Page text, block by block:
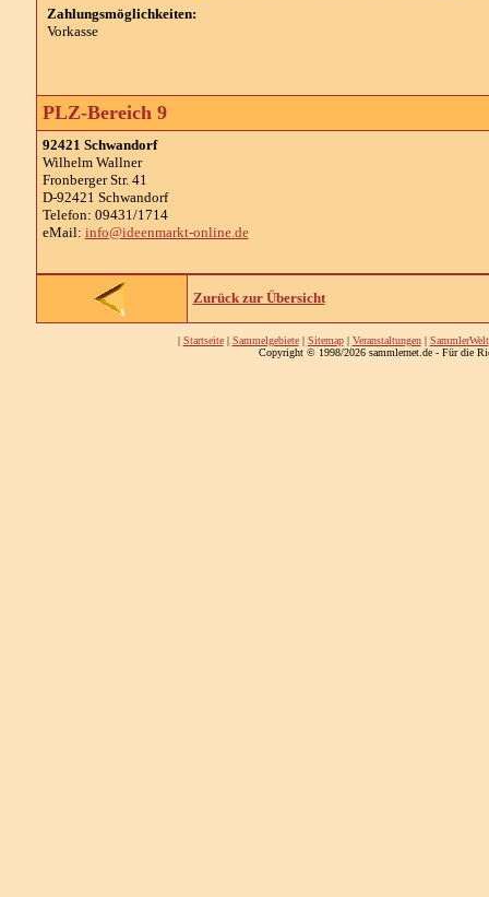
Zahlungsmöglichkeiten:
Vorkasse
PLZ-Bereich 9
92421 Schwandorf
Wilhelm Wallner
Fronberger Str. 41
D-92421 Schwandorf
Telefon: 09431/1714
eMail: info@ideenmarkt-online.de
Zurück zur Übersicht
| Startseite| Sammelgebiete| Sitemap| Veranstaltungen| SammlerWelt
Copyright © 1998/2026 sammlernet.de - Für die